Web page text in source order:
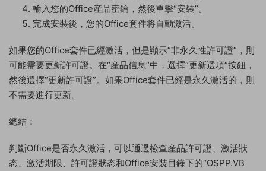
輸入您的Office産品密鑰，然後單擊“安裝”。
完成安裝後，您的Office套件将自動激活。
如果您的Office套件已經激活，但是顯示“非永久性許可證”，則
可能需要更新許可證。在“産品信息”中，選擇“更新選項”按鈕，
然後選擇“更新許可證”。如果Office套件已經是永久激活的，則
不需要進行更新。
總結：
判斷Office是否永久激活，可以通過檢查産品許可證、激活狀
态、激活期限、許可證狀态和Office安裝目錄下的“OSPP.VB